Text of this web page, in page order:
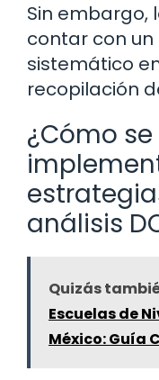
Sin embargo,
contar con
sistemático
recopilación
¿Cómo
análisis
Quizás
Escuelas de
México: Guía